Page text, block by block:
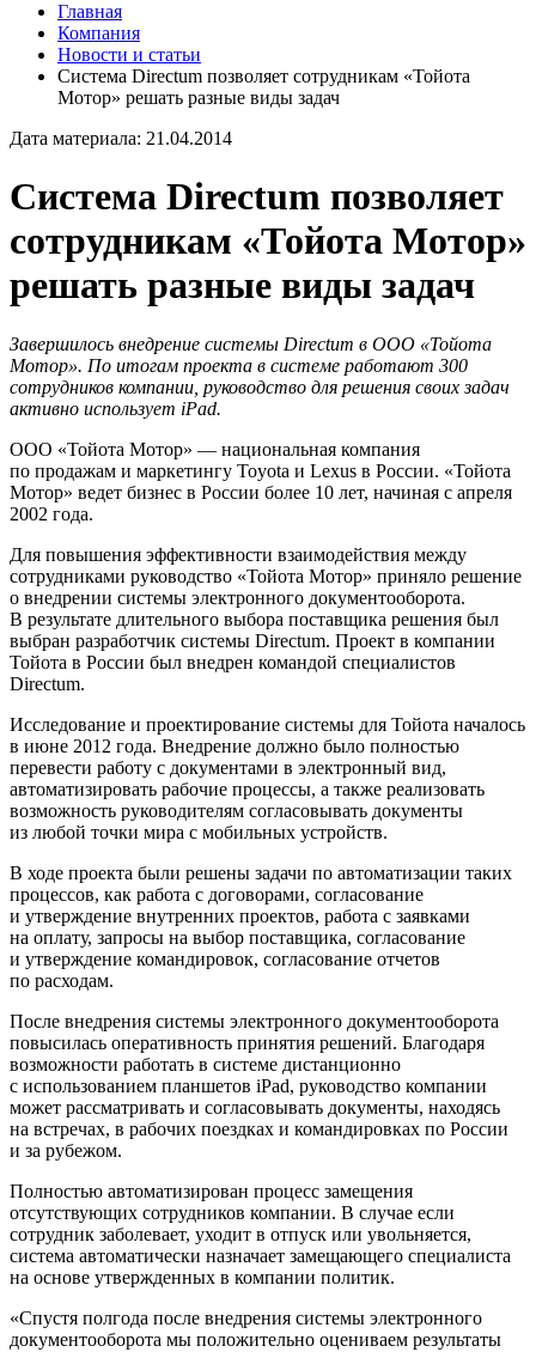
Главная
Компания
Новости и статьи
Система Directum позволяет сотрудникам «Тойота
Мотор» решать разные виды задач
Дата материала: 21.04.2014
Система Directum позволяет
сотрудникам «Тойота Мотор»
решать разные виды задач
Завершилось внедрение системы Directum в ООО «Тойота
Мотор». По итогам проекта в системе работают 300
сотрудников компании, руководство для решения своих задач
активно использует iPad.
ООО «Тойота Мотор» — национальная компания
по продажам и маркетингу Toyota и Lexus в России. «Тойота
Мотор» ведет бизнес в России более 10 лет, начиная с апреля
2002 года.
Для повышения эффективности взаимодействия между
сотрудниками руководство «Тойота Мотор» приняло решение
о внедрении системы электронного документооборота.
В результате длительного выбора поставщика решения был
выбран разработчик системы Directum. Проект в компании
Тойота в России был внедрен командой специалистов
Directum.
Исследование и проектирование системы для Тойота началось
в июне 2012 года. Внедрение должно было полностью
перевести работу с документами в электронный вид,
автоматизировать рабочие процессы, а также реализовать
возможность руководителям согласовывать документы
из любой точки мира с мобильных устройств.
В ходе проекта были решены задачи по автоматизации таких
процессов, как работа с договорами, согласование
и утверждение внутренних проектов, работа с заявками
на оплату, запросы на выбор поставщика, согласование
и утверждение командировок, согласование отчетов
по расходам.
После внедрения системы электронного документооборота
повысилась оперативность принятия решений. Благодаря
возможности работать в системе дистанционно
с использованием планшетов iPad, руководство компании
может рассматривать и согласовывать документы, находясь
на встречах, в рабочих поездках и командировках по России
и за рубежом.
Полностью автоматизирован процесс замещения
отсутствующих сотрудников компании. В случае если
сотрудник заболевает, уходит в отпуск или увольняется,
система автоматически назначает замещающего специалиста
на основе утвержденных в компании политик.
«Спустя полгода после внедрения системы электронного
документооборота мы положительно оцениваем результаты